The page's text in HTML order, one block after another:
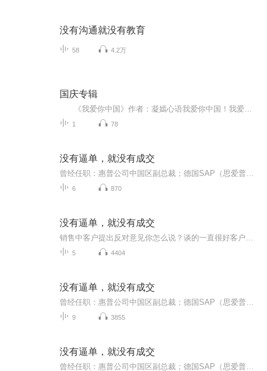
没有沟通就没有教育
58 4.2万
国庆专辑
1 78
没有逼单，就没有成交
6 870
没有逼单，就没有成交
5 4404
没有逼单，就没有成交
9 3855
没有逼单，就没有成交